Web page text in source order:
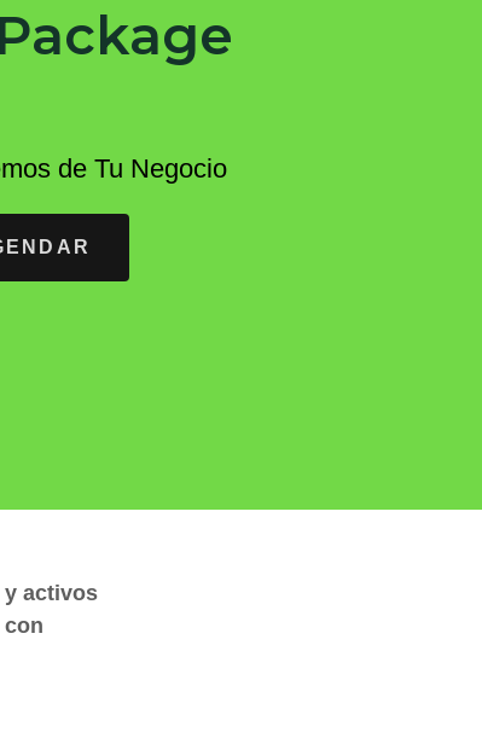
de Tu Negocio
y activos
con